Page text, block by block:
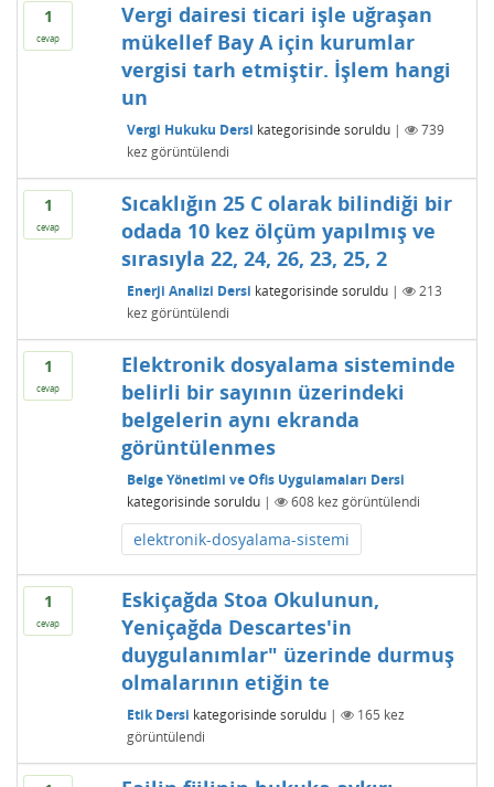
1
cevap
Vergi dairesi ticari işle uğraşan
mükellef Bay A için kurumlar
vergisi tarh etmiştir. İşlem hangi
un
Vergi Hukuku Dersi kategorisinde soruldu |
739
kez görüntülendi
1
cevap
Sıcaklığın 25 C olarak bilindiği bir
odada 10 kez ölçüm yapılmış ve
sırasıyla 22, 24, 26, 23, 25, 2
Enerji Analizi Dersi kategorisinde soruldu |
213
kez görüntülendi
1
cevap
Elektronik dosyalama sisteminde
belirli bir sayının üzerindeki
belgelerin aynı ekranda
görüntülenmes
Belge Yönetimi ve Ofis Uygulamaları Dersi
kategorisinde soruldu | 608kez görüntülendi
elektronik-dosyalama-sistemi
1
cevap
Eskiçağda Stoa Okulunun,
Yeniçağda Descartes'in
duygulanımlar" üzerinde durmuş
olmalarının etiğin te
Etik Dersi kategorisinde soruldu | 165 kez
görüntülendi